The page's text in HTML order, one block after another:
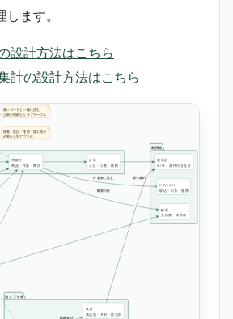
します。
設計方法はこちら
計の設計方法はこちら